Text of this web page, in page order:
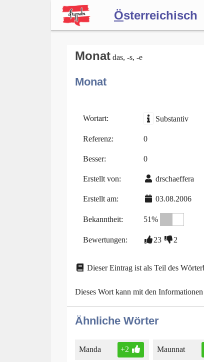
Österreichisch
Forum
Blog
Monat das, -s, -e
Monat
Wortart: Substantiv
Referenz: 0
Besser: 0
Erstellt von: drschaeffera
Erstellt am: 03.08.2006
Bekanntheit: 51%
Bewertungen: 23 2
Dieser Eintrag ist als Teil des
Dieses Wort kann mit den
Ähnliche Wörter
Manda +2 Maunnat